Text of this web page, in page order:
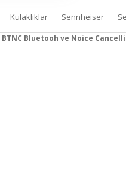
Kulaklıklar Sennheiser